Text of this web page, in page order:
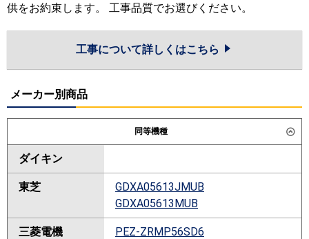
供をお約束します。 工事品質でお選びください。
工事について詳しくはこちら
メーカー別商品
同等機種
ダイキン
東芝
GDXA05613JMUB
GDXA05613MUB
三菱電機
PEZ-ZRMP56SD6